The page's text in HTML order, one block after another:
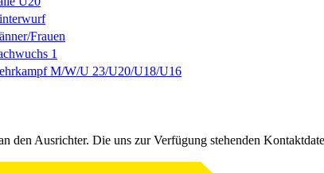
Frauen
1
M/W/U 23/U20/U18/U16
den Ausrichter. Die uns zur Verfügung stehenden